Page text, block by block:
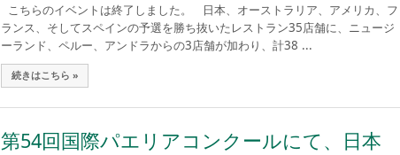
こちらのイベントは終了しました。 日本、オーストラリア、アメリカ、フ
ランス、そしてスペインの予選を勝ち抜いたレストラン35店舗に、ニュージ
ーランド、ペルー、アンドラからの3店舗が加わり、計38 ...
続きはこちら »
第54回国際パエリアコンクールにて、日本